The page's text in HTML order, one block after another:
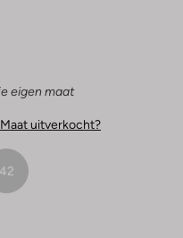
eigen maat
Maat uitverkocht?
42